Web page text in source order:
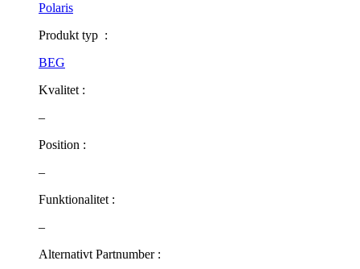
Polaris
Produkt typ :
BEG
Kvalitet :
–
Position :
–
Funktionalitet :
–
Alternativt Partnumber :